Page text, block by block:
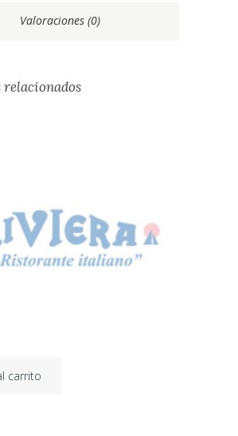
Valoraciones (0)
relacionados
carrito